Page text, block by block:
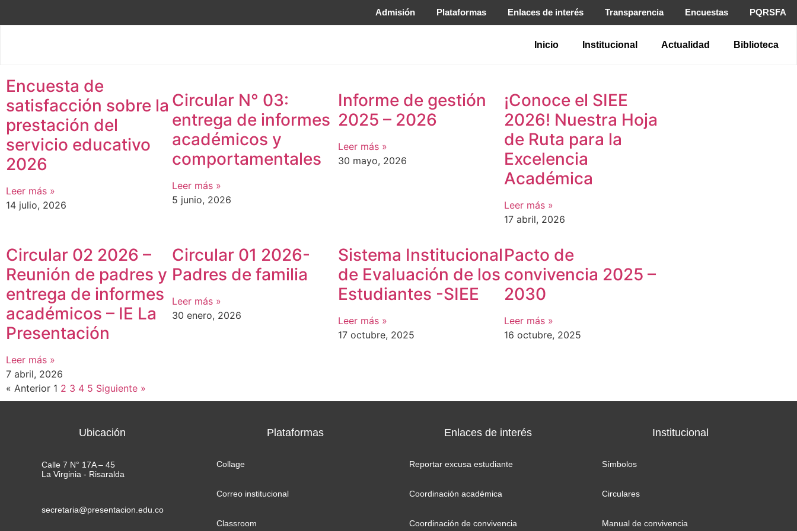
Admisión Plataformas Enlaces de interés Transparencia Encuestas PQRSFA
Inicio Institucional Actualidad Biblioteca
Encuesta de
satisfacción sobre la
prestación del
servicio educativo
2026
Leer más »
14 julio, 2026
Circular N° 03:
entrega de informes
académicos y
comportamentales
Leer más »
5 junio, 2026
Informe de gestión
2025 – 2026
Leer más »
30 mayo, 2026
¡Conoce el SIEE
2026! Nuestra Hoja
de Ruta para la
Excelencia
Académica
Leer más »
17 abril, 2026
Circular 02 2026 –
Reunión de padres y
entrega de informes
académicos – IE La
Presentación
Leer más »
7 abril, 2026
Circular 01 2026-
Padres de familia
Leer más »
30 enero, 2026
Sistema Institucional
de Evaluación de los
Estudiantes -SIEE
Leer más »
17 octubre, 2025
Pacto de
convivencia 2025 –
2030
Leer más »
16 octubre, 2025
« Anterior 1 2 3 4 5 Siguiente »
Ubicación Plataformas Enlaces de interés Institucional
Calle 7 N° 17A – 45
La Virginia - Risaralda
secretaria@presentacion.edu.co
Collage
Correo institucional
Classroom
Reportar excusa estudiante
Coordinación académica
Coordinación de convivencia
Símbolos
Circulares
Manual de convivencia